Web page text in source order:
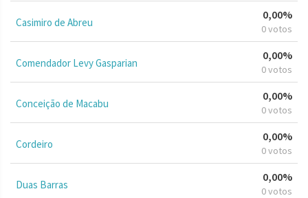
Casimiro de Abreu
0,00%
0 votos
Comendador Levy Gasparian
0,00%
0 votos
Conceição de Macabu
0,00%
0 votos
Cordeiro
0,00%
0 votos
Duas Barras
0,00%
0 votos